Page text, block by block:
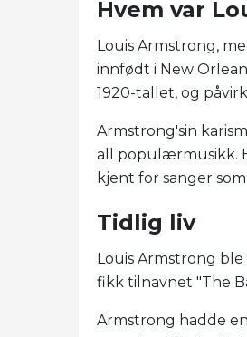
Hvem var
Louis Armstrong,
innfødt i New
1920-tallet, og
Armstrong'sin
all populærmusikk.
kjent for sanger
Tidlig liv
Louis Armstrong ble
fikk tilnavnet "The
Armstrong hadde